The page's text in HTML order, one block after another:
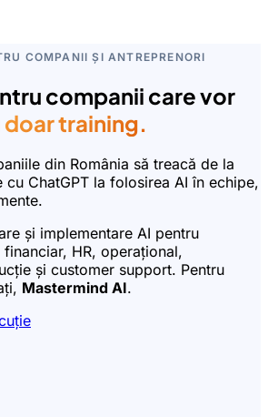
COMPANII ȘI ANTREPRENORI
companii care vor
doar training.
din România să treacă de la
ChatGPT la folosirea AI în echipe,
și implementare AI pentru
HR, operațional,
și customer support. Pentru
Mastermind AI.